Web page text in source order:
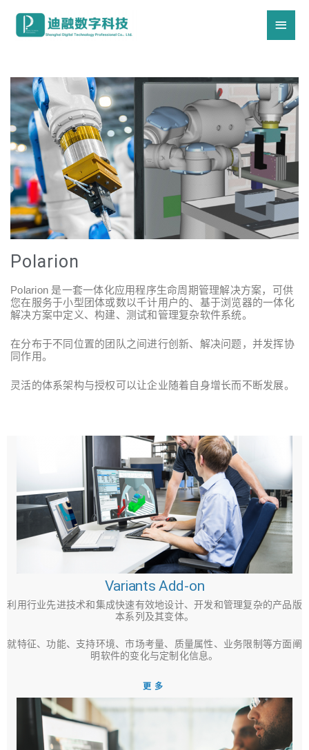
Polarion
Polarion 是一套一体化应用程序生命周期管理解决方案，可供
您在服务于小型团体或数以千计用户的、基于浏览器的一体化
解决方案中定义、构建、测试和管理复杂软件系统。
在分布于不同位置的团队之间进行创新、解决问题，并发挥协
同作用。
灵活的体系架构与授权可以让企业随着自身增长而不断发展。
Variants Add-on
利用行业先进技术和集成快速有效地设计、开发和管理复杂的产品版
本系列及其变体。
就特征、功能、支持环境、市场考量、质量属性、业务限制等方面阐
明软件的变化与定制化信息。
更多